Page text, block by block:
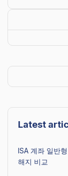
Latest
ISA 계좌 일반
해지 비교